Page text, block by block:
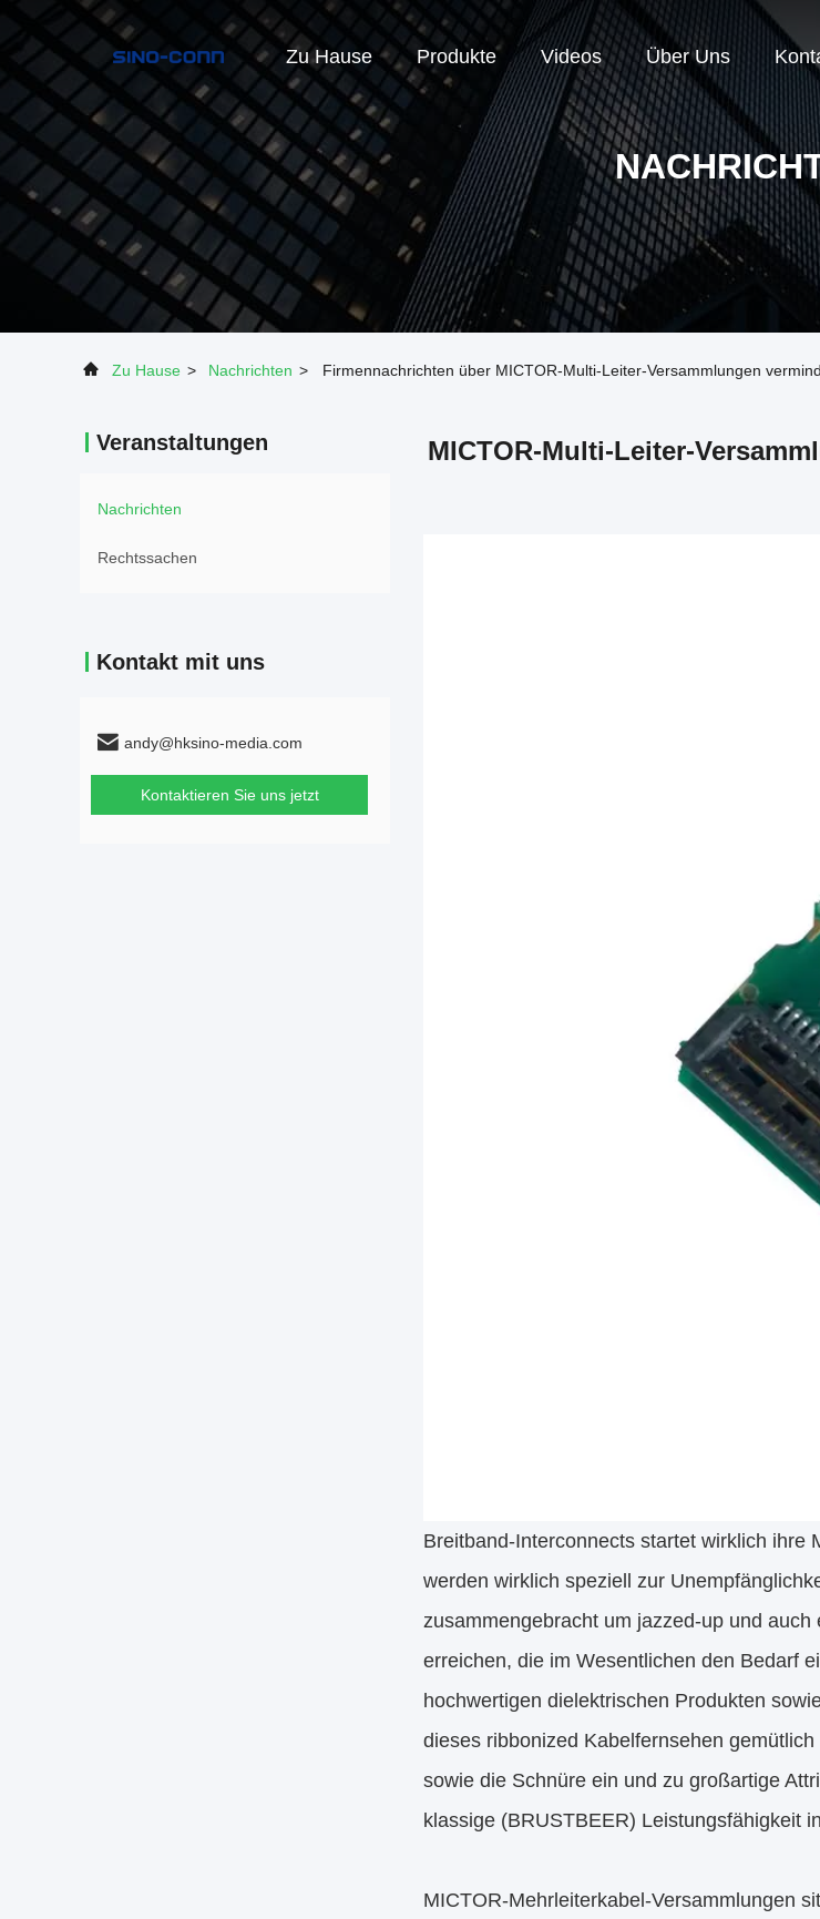
Zu Hause Produkte Videos Über Uns
Zu Hause > Nachrichten > Firmennachrichten über MICTOR-Multi-Leiter-Versammlungen
Veranstaltungen
Nachrichten
Rechtssachen
Kontakt mit uns
andy@hksino-media.com
Kontaktieren Sie uns jetzt
MICTOR-Multi-Leiter-
Breitband-Interconnects startet wirklich
werden wirklich speziell zur
zusammengebracht um jazzed-up und
erreichen, die im Wesentlichen den Bedarf
hochwertigen dielektrischen Produkten
dieses ribbonized Kabelfernsehen
sowie die Schnüre ein und zu großartige
klassige (BRUSTBEER) Leistungsfähigkeit
MICTOR-Mehrleiterkabel-Versammlungen